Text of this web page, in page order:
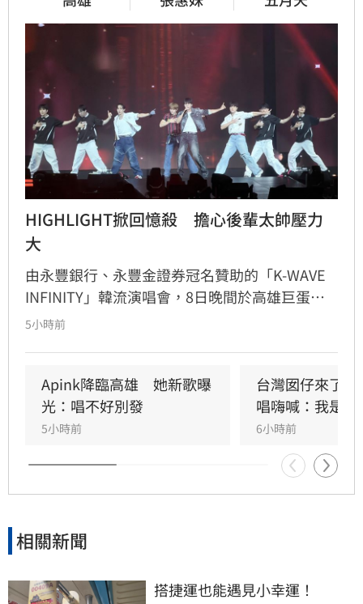
HIGHLIGHT掀回憶殺　擔心後輩太帥壓力
大
由永豐銀行、永豐金證券冠名贊助的「K-WAVE
INFINITY」韓流演唱會，8日晚間於高雄巨蛋熱
力開唱，集結NEWBEAT、FLARE U、CRAVITY、
熱情應援，尖叫與歡呼聲一路未停，最後由
HIGHLIGHT壓軸接管舞台，將現場氣氛推向最高
潮。
5小時前
Apink降臨高雄　她新歌曝
光：唱不好別發
5小時前
台灣囡仔來了
唱嗨喊：我是誰
6小時前
相關新聞
搭捷運也能遇見小幸運！